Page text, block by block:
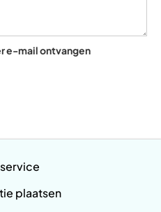
e-mail ontvangen
plaatsen